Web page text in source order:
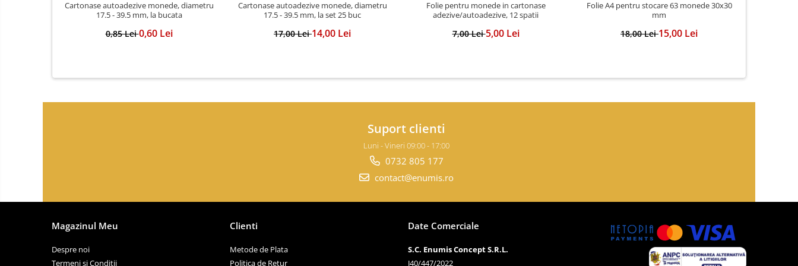
Cartonase autoadezive monede, diametru
17.5 - 39.5 mm, la bucata
0,85 Lei0,60 Lei
Cartonase autoadezive monede, diametru
17.5 - 39.5 mm, la set 25 buc
17,00 Lei14,00 Lei
Folie pentru monede in cartonase
adezive/autoadezive, 12 spatii
7,00 Lei5,00 Lei
Folie A4 pentru stocare 63 monede 30x30
mm
18,00 Lei15,00 Lei
Suport clienti
Luni - Vineri 09:00 - 17:00
0732 805 177
contact@enumis.ro
Magazinul Meu
Despre noi
Termeni si Conditii
Clienti
Metode de Plata
Politica de Retur
Date Comerciale
S.C. Enumis Concept S.R.L.
J40/447/2022